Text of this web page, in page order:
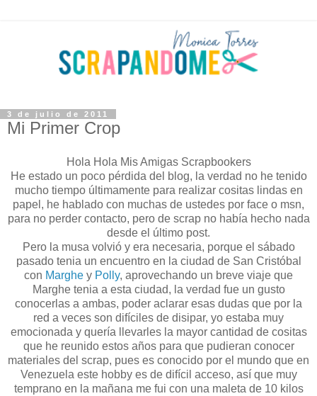
3 de julio de 2011
Mi Primer Crop
Hola Hola Mis Amigas Scrapbookers
He estado un poco pérdida del blog, la verdad no he tenido
mucho tiempo últimamente para realizar cositas lindas en
papel, he hablado con muchas de ustedes por face o msn,
para no perder contacto, pero de scrap no había hecho nada
desde el último post.
Pero la musa volvió y era necesaria, porque el sábado
pasado tenia un encuentro en la ciudad de San Cristóbal
con Marghe y Polly, aprovechando un breve viaje que
Marghe tenia a esta ciudad, la verdad fue un gusto
conocerlas a ambas, poder aclarar esas dudas que por la
red a veces son difíciles de disipar, yo estaba muy
emocionada y quería llevarles la mayor cantidad de cositas
que he reunido estos años para que pudieran conocer
materiales del scrap, pues es conocido por el mundo que en
Venezuela este hobby es de difícil acceso, así que muy
temprano en la mañana me fui con una maleta de 10 kilos